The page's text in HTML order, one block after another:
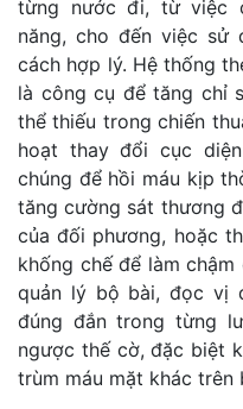
từng nước đi, từ việc
năng, cho đến việc sử
cách hợp lý. Hệ thống
là công cụ để tăng chỉ
thể thiếu trong chiến
hoạt thay đổi cục
chúng để hồi máu kịp
tăng cường sát thương
của đối phương, hoặc
khống chế để làm
quản lý bộ bài, đọc vị
đúng đắn trong từng
ngược thế cờ, đặc biệt
trùm máu mặt khác trên